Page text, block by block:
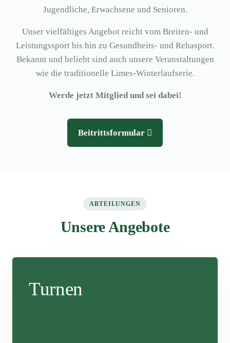
Jugendliche, Erwachsene und Senioren.
Unser vielfältiges Angebot reicht vom Breiten- und
Leistungssport bis hin zu Gesundheits- und Rehasport.
Bekannt und beliebt sind auch unsere Veranstaltungen
wie die traditionelle Limes-Winterlaufserie.
Werde jetzt Mitglied und sei dabei!
Beitrittsformular
ABTEILUNGEN
Unsere Angebote
Turnen